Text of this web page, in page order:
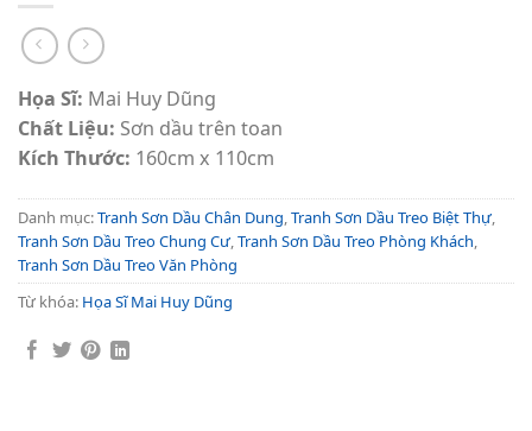
Họa Sĩ: Mai Huy Dũng
Chất Liệu: Sơn dầu trên toan
Kích Thước: 160cm x 110cm
Danh mục:Tranh Sơn Dầu Chân Dung,Tranh Sơn Dầu Treo Biệt Thự,
Tranh Sơn Dầu Treo Chung Cư,Tranh Sơn Dầu Treo Phòng Khách,
Tranh Sơn Dầu Treo Văn Phòng
Từ khóa: Họa Sĩ Mai Huy Dũng